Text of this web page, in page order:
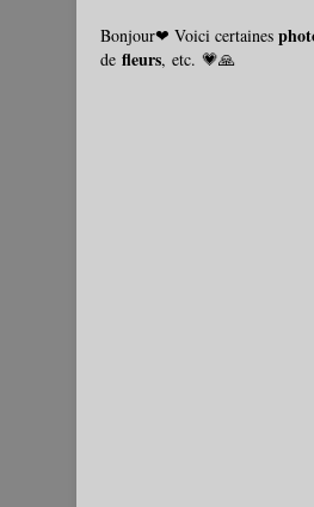
Bonjour❤ Voici certaines
de fleurs, etc. 💗🙏